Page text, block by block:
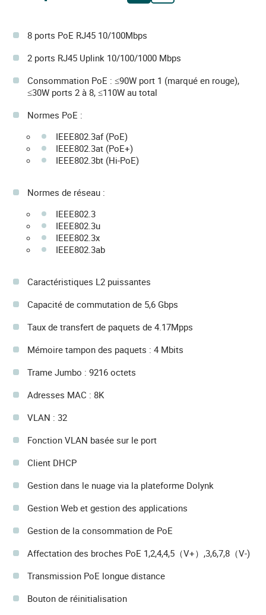
8 ports PoE RJ45 10/100Mbps
2 ports RJ45 Uplink 10/100/1000 Mbps
Consommation PoE : ≤90W port 1 (marqué en rouge),
≤30W ports 2 à 8, ≤110W au total
Normes PoE :
IEEE802.3af (PoE)
IEEE802.3at (PoE+)
IEEE802.3bt (Hi-PoE)
Normes de réseau :
IEEE802.3
IEEE802.3u
IEEE802.3x
IEEE802.3ab
Caractéristiques L2 puissantes
Capacité de commutation de 5,6 Gbps
Taux de transfert de paquets de 4.17Mpps
Mémoire tampon des paquets : 4 Mbits
Trame Jumbo : 9216 octets
Adresses MAC : 8K
VLAN : 32
Fonction VLAN basée sur le port
Client DHCP
Gestion dans le nuage via la plateforme Dolynk
Gestion Web et gestion des applications
Gestion de la consommation de PoE
Affectation des broches PoE 1,2,4,4,5（V+）,3,6,7,8（V-)
Transmission PoE longue distance
Bouton de réinitialisation